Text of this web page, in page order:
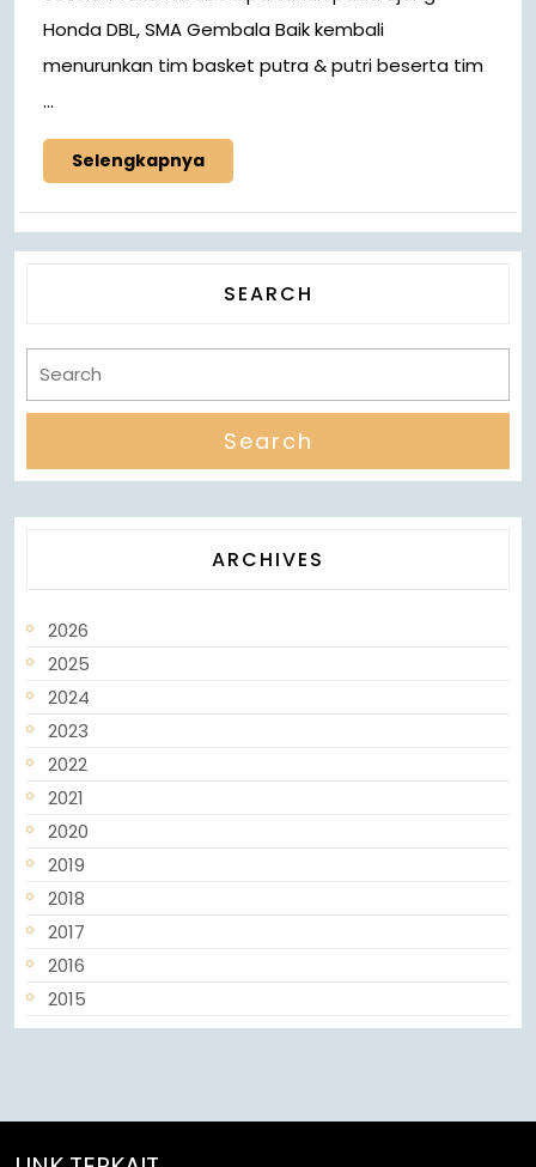
Honda DBL, SMA Gembala Baik kembali
menurunkan tim basket putra & putri beserta tim
...
Selengkapnya
SEARCH
ARCHIVES
2026
2025
2024
2023
2022
2021
2020
2019
2018
2017
2016
2015